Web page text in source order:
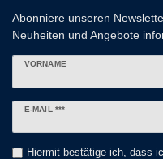
Abonniere unseren
Neuheiten und Angebote
VORNAME
E-MAIL ***
Newsletter
Hiermit bestätige ich, dass